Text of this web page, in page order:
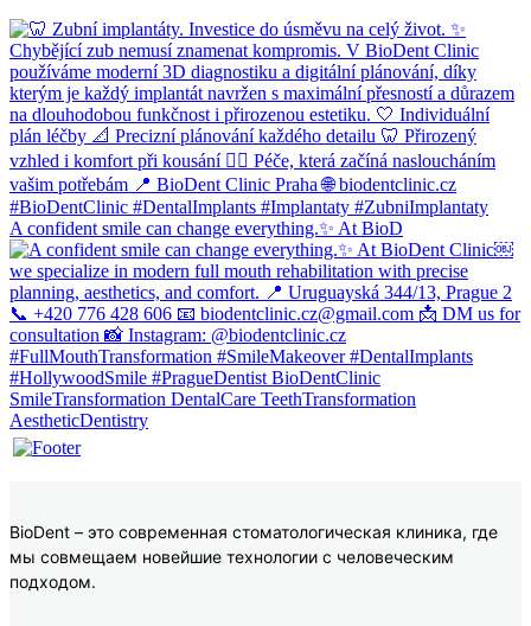
A confident smile can change everything.✨ At BioD
BioDent – это современная стоматологическая клиника, где
мы совмещаем новейшие технологии с человеческим
подходом.